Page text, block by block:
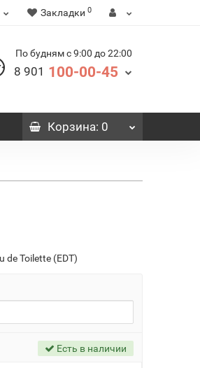
Закладки 0
По будням с 9:00 до 22:00
8 901 100-00-45
Корзина: 0
de Toilette (EDT)
Есть в наличии